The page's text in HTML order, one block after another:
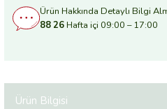
Ürün Hakkında Detaylı Bilgi
88 26Hafta içi 09:00 – 17:00
Ürün Bilgisi